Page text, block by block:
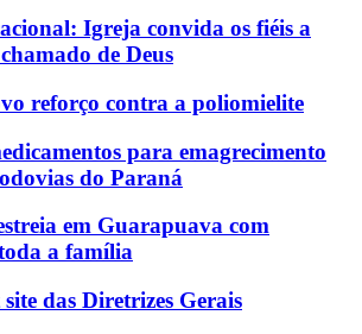
Igreja convida os fiéis a
de Deus
reforço contra a poliomielite
para emagrecimento
do Paraná
em Guarapuava com
a família
das Diretrizes Gerais